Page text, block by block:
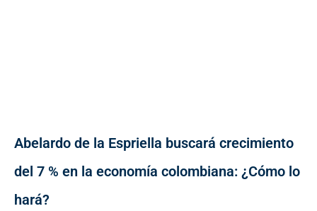
Abelardo de la Espriella buscará crecimiento
del 7 % en la economía colombiana: ¿Cómo lo
hará?